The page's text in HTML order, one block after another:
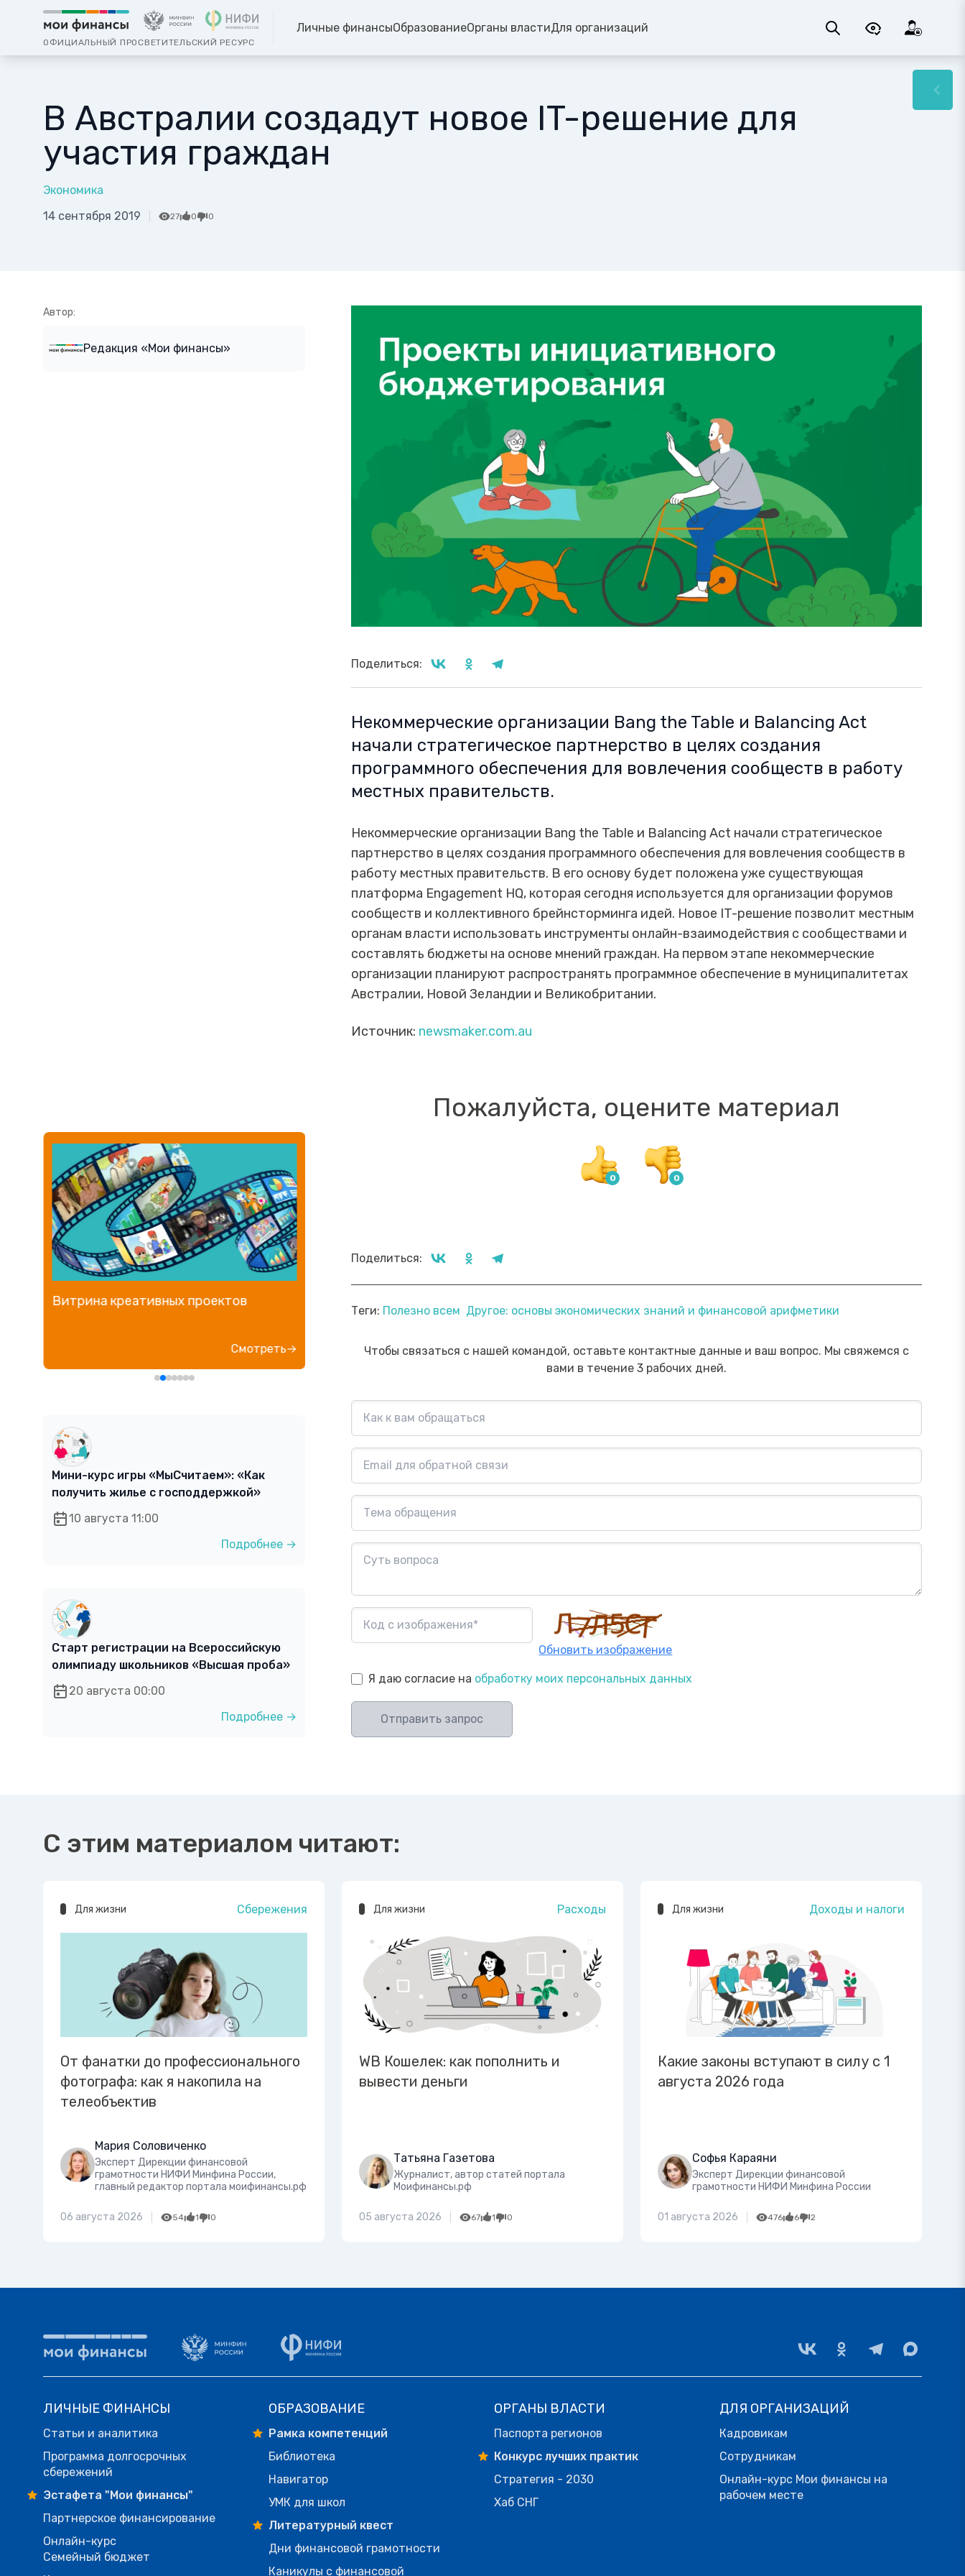
ОФИЦИАЛЬНЫЙ ПРОСВЕТИТЕЛЬСКИЙ РЕСУРС
Личные финансыОбразованиеОрганы властиДля организаций
В Австралии создадут новое IT-решение для
участия граждан
Экономика
14 сентября 2019
27 0 0
Автор:
Редакция «Мои финансы»
Поделиться:
Некоммерческие организации Bang the Table и Balancing Act
начали стратегическое партнерство в целях создания
программного обеспечения для вовлечения сообществ в работу
местных правительств.
Некоммерческие организации Bang the Table и Balancing Act начали стратегическое
партнерство в целях создания программного обеспечения для вовлечения сообществ в
работу местных правительств. В его основу будет положена уже существующая
платформа Engagement HQ, которая сегодня используется для организации форумов
сообществ и коллективного брейнсторминга идей. Новое IT-решение позволит местным
органам власти использовать инструменты онлайн-взаимодействия с сообществами и
составлять бюджеты на основе мнений граждан. На первом этапе некоммерческие
организации планируют распространять программное обеспечение в муниципалитетах
Австралии, Новой Зеландии и Великобритании.
Источник: newsmaker.com.au
Пожалуйста, оцените материал
Поделиться:
Теги: Полезно всем Другое: основы экономических знаний и финансовой арифметики
Чтобы связаться с нашей командой, оставьте контактные данные и ваш вопрос. Мы свяжемся с
вами в течение 3 рабочих дней.
Обновить изображение
Я даю согласие на обработку моих персональных данных
Отправить запрос
Витрина креативных проектов
Смотреть→
Финансовый блогер»
Посмотреть→
которые помогут обезопасить
Посмотреть→
Мини-курс игры «МыСчитаем»: «Как
получить жилье с господдержкой»
10 августа 11:00
Подробнее →
Старт регистрации на Всероссийскую
олимпиаду школьников «Высшая проба»
20 августа 00:00
Подробнее →
С этим материалом читают:
Для жизни Сбережения
От фанатки до профессионального
фотографа: как я накопила на
телеобъектив
Мария Соловиченко
Эксперт Дирекции финансовой
грамотности НИФИ Минфина России,
главный редактор портала моифинансы.рф
06 августа 2026 54 1 0
Для жизни Расходы
WB Кошелек: как пополнить и
вывести деньги
Татьяна Газетова
Журналист, автор статей портала
Моифинансы.рф
05 августа 2026 67 1 0
Для жизни Доходы и налоги
Какие законы вступают в силу с 1
августа 2026 года
Софья Караяни
Эксперт Дирекции финансовой
грамотности НИФИ Минфина России
01 августа 2026 476 6 2
ЛИЧНЫЕ ФИНАНСЫ
Статьи и аналитика
Программа долгосрочных
сбережений
Эстафета "Мои финансы"
Партнерское финансирование
Онлайн-курс
Семейный бюджет
ОБРАЗОВАНИЕ
Рамка компетенций
Библиотека
Навигатор
УМК для школ
Литературный квест
Дни финансовой грамотности
Каникулы с финансовой
ОРГАНЫ ВЛАСТИ
Паспорта регионов
Конкурс лучших практик
Стратегия - 2030
Хаб СНГ
ДЛЯ ОРГАНИЗАЦИЙ
Кадровикам
Сотрудникам
Онлайн-курс Мои финансы на
рабочем месте